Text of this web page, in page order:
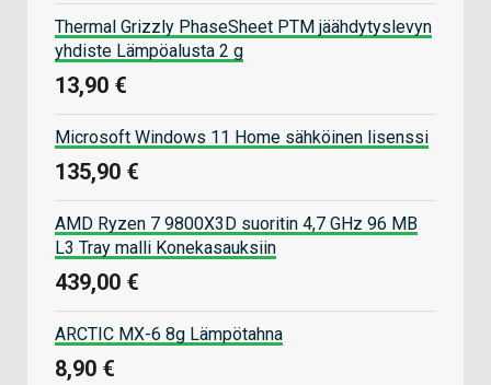
Thermal Grizzly PhaseSheet PTM jäähdytyslevyn
yhdiste Lämpöalusta 2 g
13,90 €
Microsoft Windows 11 Home sähköinen lisenssi
135,90 €
AMD Ryzen 7 9800X3D suoritin 4,7 GHz 96 MB
L3 Tray malli Konekasauksiin
439,00 €
ARCTIC MX-6 8g Lämpötahna
8,90 €